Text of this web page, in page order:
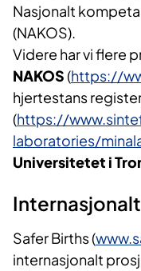
Nasjonalt
(NAKOS).
Videre har vi flere
NAKOS(https://
hjertestans
(https://
laboratories/
Universitetet i
Internasjonalt
Safer Births (
internasjonalt